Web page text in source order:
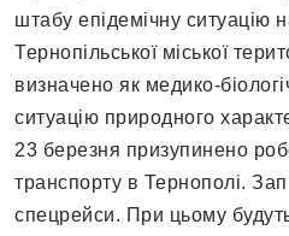
штабу епідемічну ситуацію
Тернопільської міської
визначено як медико-
ситуацію природного
23 березня призупинено
транспорту в Тернополі.
спецрейси. При цьому